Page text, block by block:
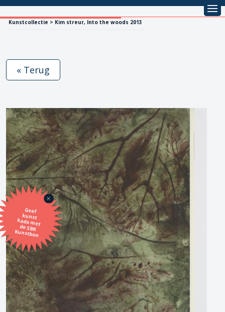
Kunstcollectie > Kim streur, Into the woods 2013
Geef
kunst
kado met
de SBK
Kunstbon
« Terug